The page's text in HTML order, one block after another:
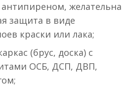
желательна
защита в виде
краски или лака;
(брус, доска) с
ОСБ, ДСП, ДВП,